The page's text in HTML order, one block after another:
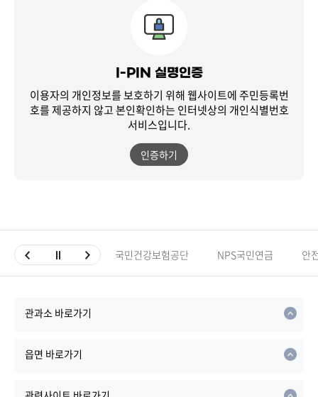
I-PIN 실명인증
이용자의 개인정보를 보호하기 위해 웹사이트에 주민등록번
호를 제공하지 않고본인확인하는 인터넷상의 개인식별번호
서비스입니다.
인증하기
국민건강보험공단 NPS국민연금 안
관과소 바로가기
읍면 바로가기